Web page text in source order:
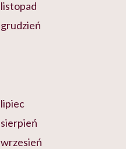
listopad
grudzień
lipiec
sierpień
wrzesień